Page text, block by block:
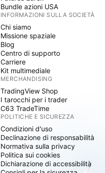
Bundle azioni USA
INFORMAZIONI SULLA SOCIETÀ
Chi siamo
Missione spaziale
Blog
Centro di supporto
Carriere
Kit multimediale
MERCHANDISING
TradingView Shop
I tarocchi per i trader
C63 TradeTime
POLITICHE E SICUREZZA
Condizioni d'uso
Declinazione di responsabilità
Normativa sulla privacy
Politica sui cookies
Dichiarazione di accessibilità